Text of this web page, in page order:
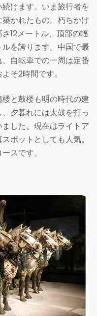
けます。いま旅行者を
かれたもの。朽ちかけ
12メートル、頂部の幅
を誇ります。中国で最
自転車での一周は定番
そ2時間です。
と鼓楼も明の時代の建
夕暮れには太鼓を打っ
した。現在はライトア
ポットとしても人気。
スです。